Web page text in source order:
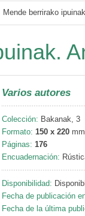
Mende berrirako
Varios autores
Colección: Bakanak, 3
Formato: 150 x 220 mm
Páginas: 176
Encuadernación:
Disponibilidad:
Fecha de publicación
Fecha de la última